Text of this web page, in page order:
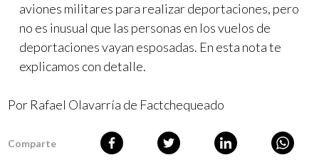
aviones militares para realizar deportaciones, pero
no es inusual que las personas en los vuelos de
deportaciones vayan esposadas. En esta nota te
explicamos con detalle.
Por Rafael Olavarría de Factchequeado
Comparte